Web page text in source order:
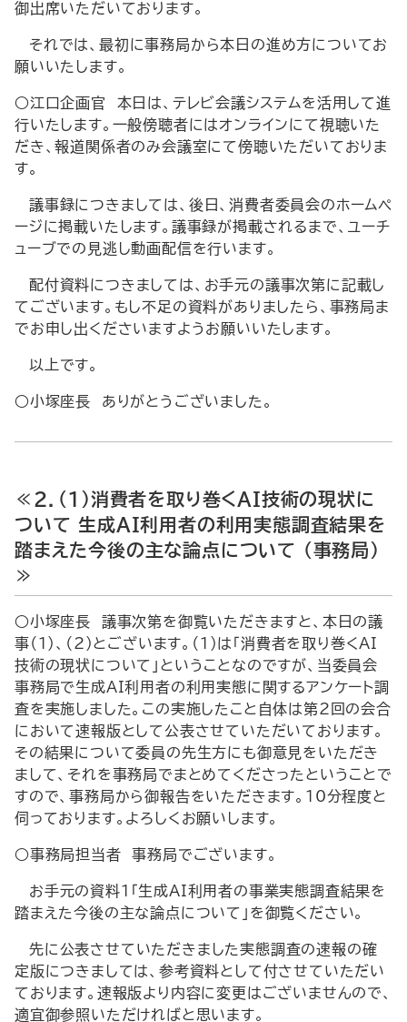
御出席いただいております。
それでは、最初に事務局から本日の進め方についてお
願いいたします。
○江口企画官 本日は、テレビ会議システムを活用して進
行いたします。一般傍聴者にはオンラインにて視聴いた
だき、報道関係者のみ会議室にて傍聴いただいておりま
す。
議事録につきましては、後日、消費者委員会のホームペ
ージに掲載いたします。議事録が掲載されるまで、ユーチ
ューブでの見逃し動画配信を行います。
配付資料につきましては、お手元の議事次第に記載し
てございます。もし不足の資料がありましたら、事務局ま
でお申し出くださいますようお願いいたします。
以上です。
○小塚座長 ありがとうございました。
≪2．（1）消費者を取り巻くAI技術の現状に
ついて 生成AI利用者の利用実態調査結果を
踏まえた今後の主な論点について （事務局）
≫
○小塚座長 議事次第を御覧いただきますと、本日の議
事（1）、（2）とございます。（1）は「消費者を取り巻くAI
技術の現状について」ということなのですが、当委員会
事務局で生成AI利用者の利用実態に関するアンケート調
査を実施しました。この実施したこと自体は第2回の会合
において速報版として公表させていただいております。
その結果について委員の先生方にも御意見をいただき
まして、それを事務局でまとめてくださったということで
すので、事務局から御報告をいただきます。10分程度と
伺っております。よろしくお願いします。
○事務局担当者 事務局でございます。
お手元の資料1「生成AI利用者の事業実態調査結果を
踏まえた今後の主な論点について」を御覧ください。
先に公表させていただきました実態調査の速報の確
定版につきましては、参考資料として付させていただい
ております。速報版より内容に変更はございませんので、
適宜御参照いただければと思います。